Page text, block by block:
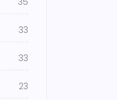
33
33
23